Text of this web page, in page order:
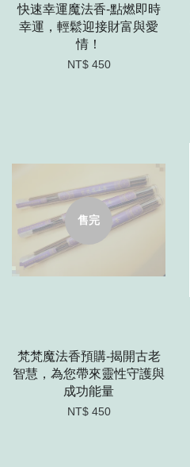
快速幸運魔法香-點燃即時
幸運，輕鬆迎接財富與愛
情！
NT$ 450
售完
梵梵魔法香預購-揭開古老
智慧，為您帶來靈性守護與
成功能量
NT$ 450